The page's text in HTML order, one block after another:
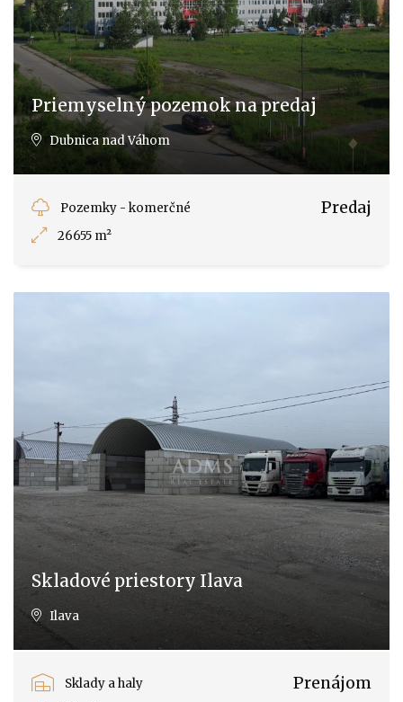
Priemyselný pozemok na predaj
Dubnica nad Váhom
Pozemky - komerčné
26655 m²
Predaj
Skladové priestory Ilava
Ilava
Sklady a haly
Prenájom